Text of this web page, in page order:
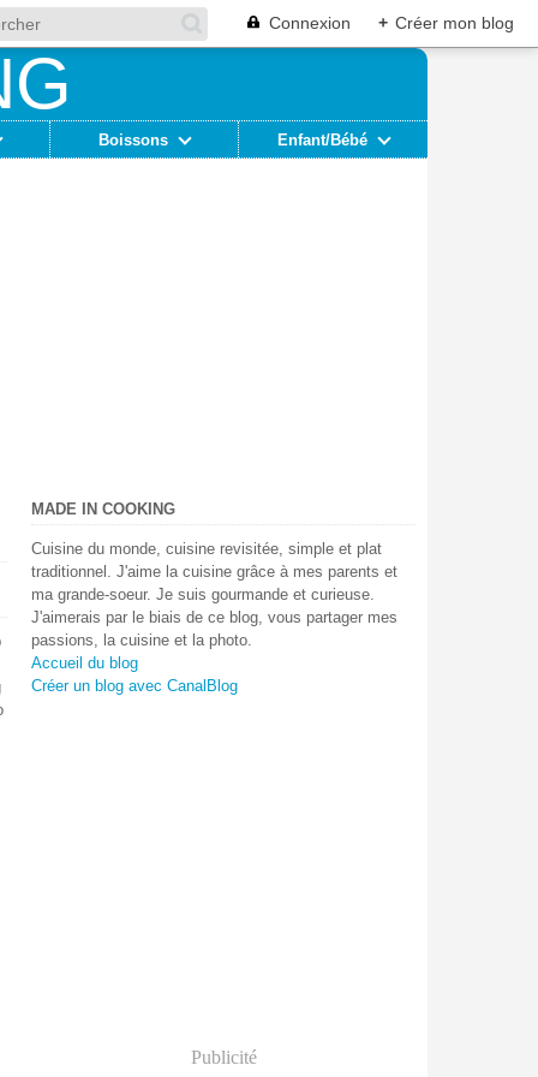
Connexion + Créer mon blog
Boissons Enfant/Bébé
MADE IN COOKING
Cuisine du monde, cuisine revisitée, simple et plat
traditionnel. J'aime la cuisine grâce à mes parents et
ma grande-soeur. Je suis gourmande et curieuse.
J'aimerais par le biais de ce blog, vous partager mes
passions, la cuisine et la photo.
Accueil du blog
Créer un blog avec CanalBlog
Publicité